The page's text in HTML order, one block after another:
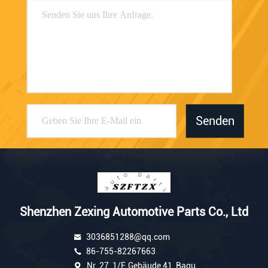
Senden
Shenzhen Zexing Automotive Parts Co., Ltd
3036851288@qq.com
86-755-82267663
Nr. 27, 1/F, Gebäude 41, Bagu